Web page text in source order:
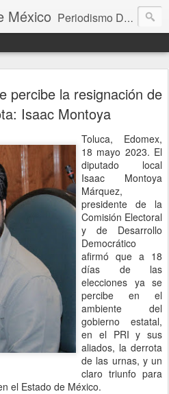
México Periodismo Digital
percibe la resignación de
Isaac Montoya
Toluca, Edomex,
18 mayo 2023. El
diputado local
Isaac Montoya
Márquez,
presidente de la
Comisión Electoral
y de Desarrollo
Democrático
afirmó que a 18
días de las
elecciones ya se
percibe en el
ambiente del
gobierno estatal,
en el PRI y sus
aliados, la derrota
de las urnas, y un
claro triunfo para
el Estado de México.